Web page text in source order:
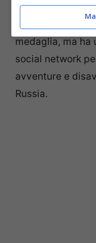
tedescoFelix
non è riuscito a
medaglia, ma
social network
avventure e
Russia.